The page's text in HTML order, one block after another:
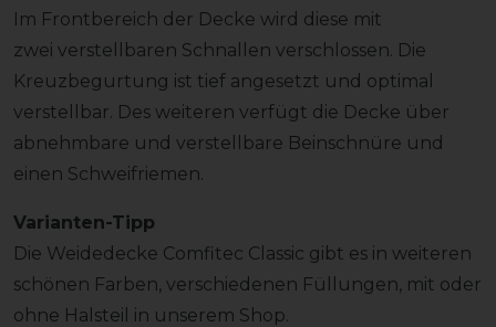
Im Frontbereich der Decke wird diese mit
zwei verstellbaren Schnallen verschlossen. Die
Kreuzbegurtung ist tief angesetzt und optimal
verstellbar. Des weiteren verfügt die Decke über
abnehmbare und verstellbare Beinschnüre und
einen Schweifriemen.
Varianten-Tipp
Die Weidedecke Comfitec Classic gibt es in weiteren
schönen Farben, verschiedenen Füllungen, mit oder
ohne Halsteil in unserem Shop.